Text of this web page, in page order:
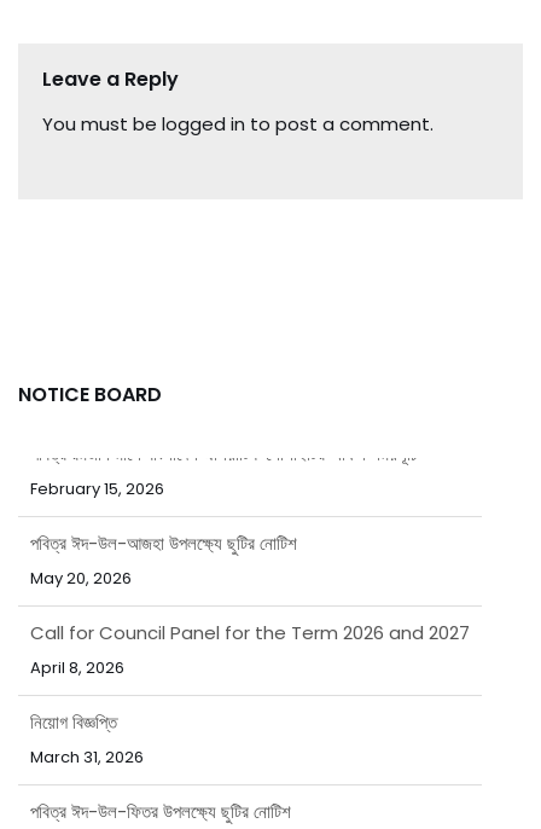
Leave a Reply
You must be logged in to post a comment.
NOTICE BOARD
পবিত্র ঈদ-উল-আজহা উপলক্ষ্যে ছুটির নোটিশ
May 20, 2026
Call for Council Panel for the Term 2026 and 2027
April 8, 2026
নিয়োগ বিজ্ঞপ্তি
March 31, 2026
পবিত্র ঈদ-উল-ফিতর উপলক্ষ্যে ছুটির নোটিশ
March 15, 2026